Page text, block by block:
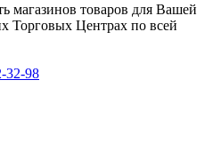
магазинов товаров для Вашей
Торговых Центрах по всей
32-98